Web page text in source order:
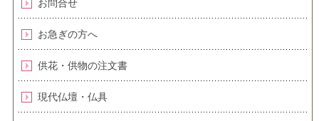
お問合せ
お急ぎの方へ
供花・供物の注文書
現代仏壇・仏具